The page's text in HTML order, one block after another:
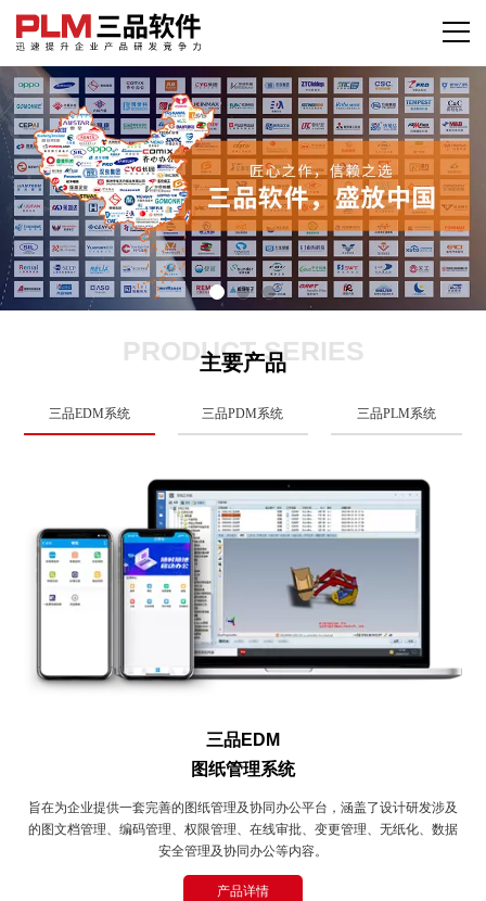
PRODUCT SERIES
主要产品
三品EDM系统 三品PDM系统 三品PLM系统
三品EDM
图纸管理系统
旨在为企业提供一套完善的图纸管理及协同办公平台，涵盖了设计研发涉及
的图文档管理、编码管理、权限管理、在线审批、变更管理、无纸化、数据
安全管理及协同办公等内容。
产品详情